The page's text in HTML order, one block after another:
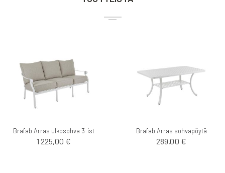
Brafab Arras ulkosohva 3-ist
1 225,00 €
Brafab Arras sohvapöytä
289,00 €